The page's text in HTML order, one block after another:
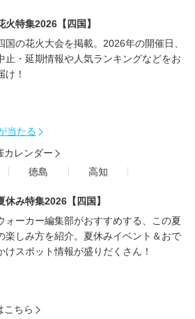
火特集2026【四国】
国の花火大会を掲載。2026年の開催日、
止・延期情報や人気ランキングなどをお
け！
当たる
カレンダー
徳島 高知
休み特集2026【四国】
ォーカー編集部がおすすめする、この夏
楽しみ方を紹介。夏休みイベント＆おで
けスポット情報が盛りだくさん！
こちら